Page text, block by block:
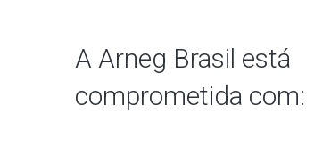
A Arneg Brasil está
comprometida com: